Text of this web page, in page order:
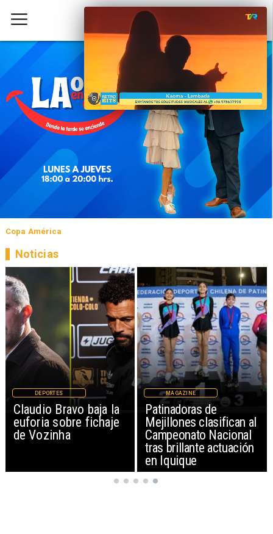
Copa América
Claudio Bravo baja la
euforia sobre fichaje
de Vozinha
DEPORTES
Patinadoras de
Mejillones clasifican al
Campeonato Nacional
tras brillante actuación
en Iquique
MAGAZINE
Noticias